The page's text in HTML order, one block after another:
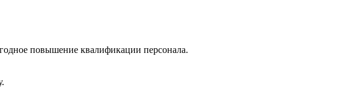
повышение квалификации персонала.